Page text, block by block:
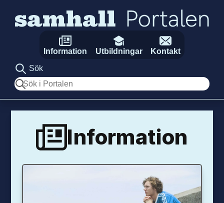
Information Utbildningar
Kontakt
Sök
Sök
Information